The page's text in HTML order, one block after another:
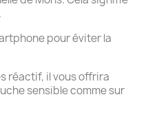
pour éviter la
réactif, il vous offrira
sensible comme sur